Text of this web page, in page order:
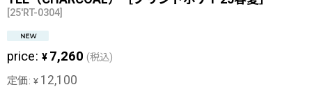
[25'RT-0304]
price: ¥ 7,260 (税込)
定価: ¥ 12,100